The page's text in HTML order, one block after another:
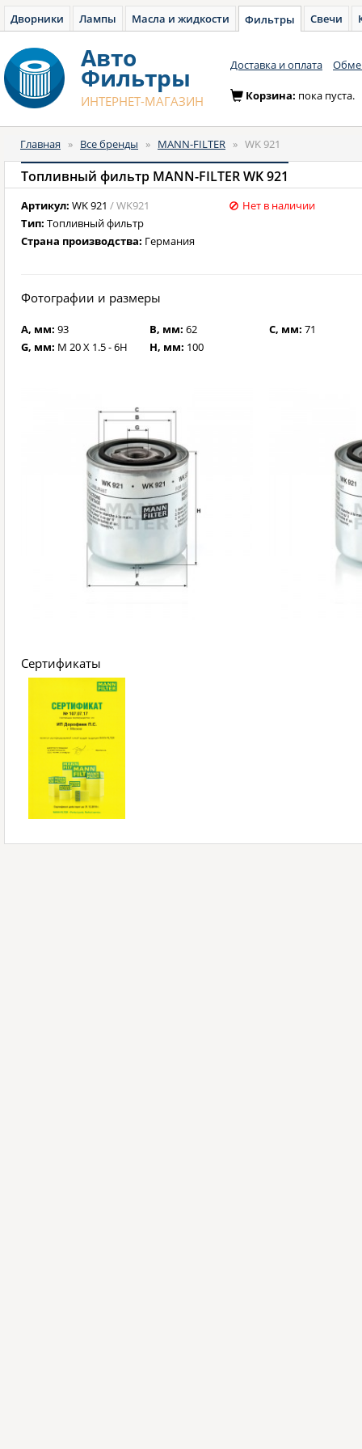
Дворники Лампы Масла и жидкости Фильтры Свечи
Авто
Фильтры
ИНТЕРНЕТ-МАГАЗИН
Доставка и оплата
Корзина: пока пуста.
Главная » Все бренды » MANN-FILTER » WK 921
Топливный фильтр MANN-FILTER WK 921
Артикул: WK 921 / WK921
Тип: Топливный фильтр
Страна производства: Германия
Нет в наличии
Фотографии и размеры
A, мм: 93 B, мм: 62 C, мм:71
G, мм: M 20 X 1.5 - 6H H, мм: 100
Сертификаты